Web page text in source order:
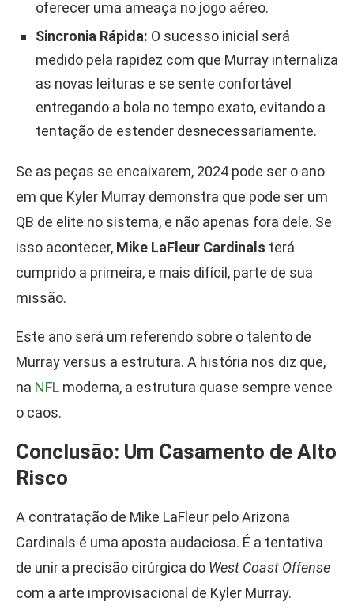
oferecer uma ameaça no jogo aéreo.
Sincronia Rápida: O sucesso inicial será
medido pela rapidez com que Murray internaliza
as novas leituras e se sente confortável
entregando a bola no tempo exato, evitando a
tentação de estender desnecessariamente.
Se as peças se encaixarem, 2024 pode ser o ano
em que Kyler Murray demonstra que pode ser um
QB de elite no sistema, e não apenas fora dele. Se
isso acontecer, Mike LaFleur Cardinals terá
cumprido a primeira, e mais difícil, parte de sua
missão.
Este ano será um referendo sobre o talento de
Murray versus a estrutura. A história nos diz que,
na NFL moderna, a estrutura quase sempre vence
o caos.
Conclusão: Um Casamento de Alto
Risco
A contratação de Mike LaFleur pelo Arizona
Cardinals é uma aposta audaciosa. É a tentativa
de unir a precisão cirúrgica do West Coast Offense
com a arte improvisacional de Kyler Murray.